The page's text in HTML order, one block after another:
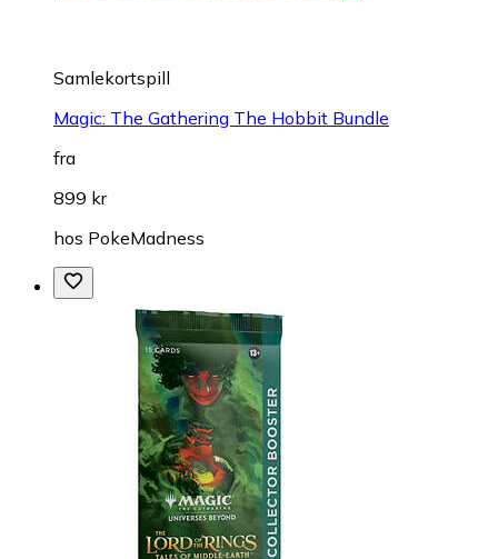
Samlekortspill
Magic: The Gathering The Hobbit Bundle
fra
899 kr
hos PokeMadness